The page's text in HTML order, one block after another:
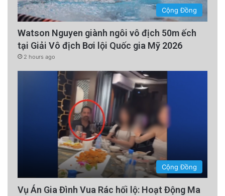
Cộng Đồng
Watson Nguyen giành ngôi vô địch 50m ếch
tại Giải Vô địch Bơi lội Quốc gia Mỹ 2026
2 hours ago
Cộng Đồng
Vụ Án Gia Đình Vua Rác hối lộ: Hoạt Động Ma